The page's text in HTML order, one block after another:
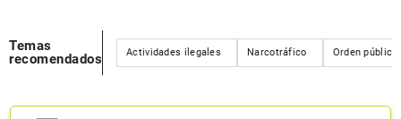
Temas
recomendados
Actividades ilegales Narcotráfico Orden público